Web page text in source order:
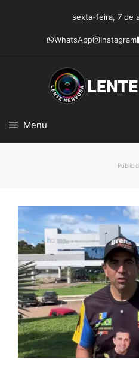
conteúdo
sexta-feira, 7 de
WhatsApp Instagram
Menu